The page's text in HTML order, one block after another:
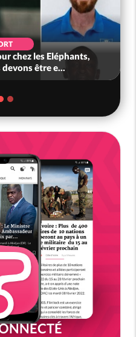
chez les Eléphants,
devons être e...